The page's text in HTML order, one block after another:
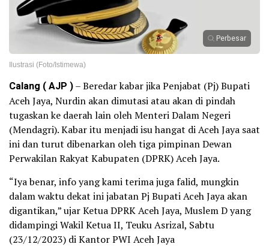
Perbesar
Ilustrasi (Foto/Istimewa)
Calang ( AJP )– Beredar kabar jika Penjabat (Pj) Bupati
Aceh Jaya, Nurdin akan dimutasi atau akan di pindah
tugaskan ke daerah lain oleh Menteri Dalam Negeri
(Mendagri). Kabar itu menjadi isu hangat di Aceh Jaya saat
ini dan turut dibenarkan oleh tiga pimpinan Dewan
Perwakilan Rakyat Kabupaten (DPRK) Aceh Jaya.
“Iya benar, info yang kami terima juga falid, mungkin
dalam waktu dekat ini jabatan Pj Bupati Aceh Jaya akan
digantikan,” ujar Ketua DPRK Aceh Jaya, Muslem D yang
didampingi Wakil Ketua II, Teuku Asrizal, Sabtu
(23/12/2023) di Kantor PWI Aceh Jaya